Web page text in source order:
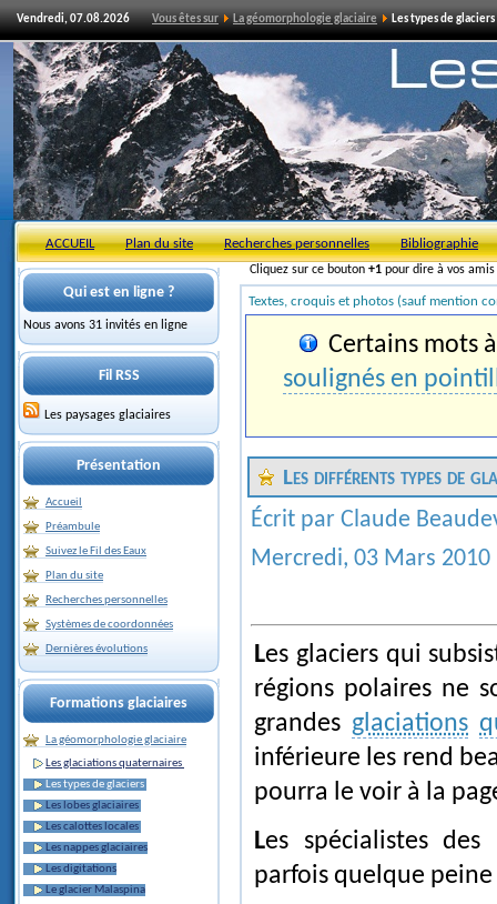
Vendredi, 07.08.2026 Vous êtes sur La géomorphologie glaciaire Les types de glaciers
ACCUEIL Plan du site Recherches personnelles Bibliographie
Cliquez sur ce bouton +1 pour dire à vos
Qui est en ligne ?
Nous avons 31 invités en ligne
Fil RSS
Les paysages glaciaires
Présentation
Accueil
Préambule
Suivez le Fil des Eaux
Plan du site
Recherches personnelles
Systèmes de coordonnées
Dernières évolutions
Formations glaciaires
La géomorphologie glaciaire
Les glaciations quaternaires
Les types de glaciers
Les lobes glaciaires
Les calottes locales
Les nappes glaciaires
Les digitations
Le glacier Malaspina
Textes, croquis et photos (sauf mention
Certains mots
soulignés en
Les différents types de
Écrit par Claude
Mercredi, 03 Mars 2010
Les glaciers qui subsistent actuellement dans nos montagnes et dans les
régions polaires ne
grandes glaciations
inférieure les rend
pourra le voir à la
Les spécialistes des phénomènes glaciaires actuels auront peut-être
parfois quelque peine